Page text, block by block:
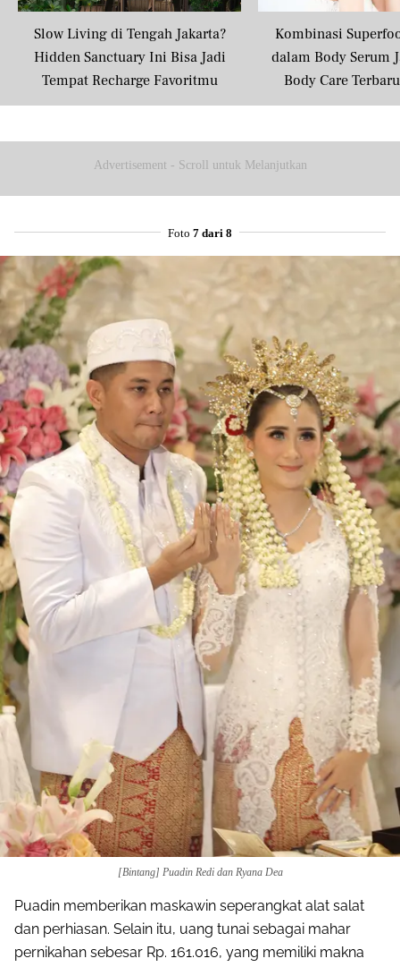
Slow Living di Tengah Jakarta?
Hidden Sanctuary Ini Bisa Jadi
Tempat Recharge Favoritmu
Kombinasi
dalam Body Serum
Body Care
Masyarakat
Advertisement - Scroll untuk Melanjutkan
Foto 7 dari 8
[Bintang] Puadin Redi dan Ryana Dea
Puadin memberikan maskawin seperangkat alat salat
dan perhiasan. Selain itu, uang tunai sebagai mahar
pernikahan sebesar Rp. 161.016, yang memiliki makna